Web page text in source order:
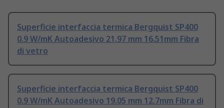
Superficie interfaccia termica Bergquist SP400
0.9 W/mK Autoadesivo 21.97 mm 16.51mm Fibra
di vetro
Superficie interfaccia termica Bergquist SP400
0.9 W/mK Autoadesivo 19.05 mm 12.7mm Fibra di